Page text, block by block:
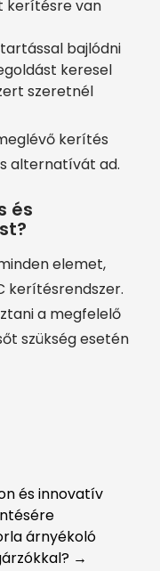
kerítésre van
bajlódni
keresel
szeretnél
kerítés
alternatívát ad.
és
elemet,
kerítésrendszer.
a megfelelő
szükség esetén
és innovatív
árnyékoló
→